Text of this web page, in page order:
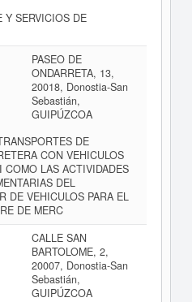
Y SERVICIOS DE
PASEO DE
ONDARRETA, 13,
20018, Donostia-San
Sebastián,
GUIPÚZCOA
DE
CON VEHICULOS
LAS ACTIVIDADES
DEL
DE VEHICULOS PARA EL
DE MERC
CALLE SAN
BARTOLOME, 2,
20007, Donostia-San
Sebastián,
GUIPÚZCOA